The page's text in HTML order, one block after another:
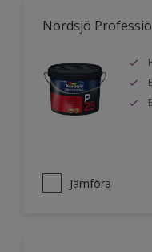
Nordsjö
Jämföra